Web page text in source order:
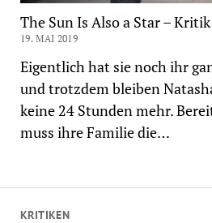
KRITIKEN
The Sun Is Also a Star – Kritik
19. MAI 2019
Eigentlich hat sie noch ihr
und trotzdem bleiben
keine 24 Stunden mehr.
muss ihre Familie die…